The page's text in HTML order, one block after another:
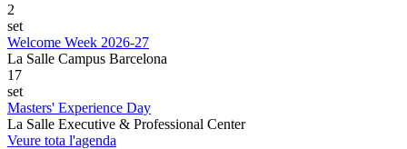
2
set
Welcome Week 2026-27
La Salle Campus Barcelona
17
set
Masters' Experience Day
La Salle Executive & Professional Center
Veure tota l'agenda